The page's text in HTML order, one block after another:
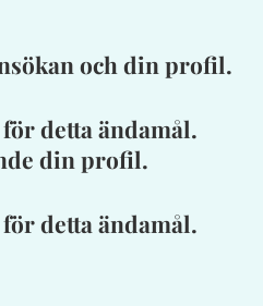
och din profil.
detta ändamål.
din profil.
detta ändamål.